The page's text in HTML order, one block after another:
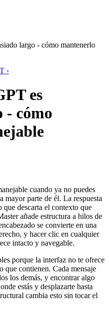
largo - cómo mantenerlo
›
es
- cómo
cuando ya no puedes
mayor parte de él. La respuesta
descarta el contexto que
añade estructura a hilos de
se convierte en una
y hacer clic en cualquier
intacto y navegable.
porque la interfaz no te ofrece
que contienen. Cada mensaje
los demás, y encontrar algo
estás y desplazarte hasta
cambia esto sin tocar el